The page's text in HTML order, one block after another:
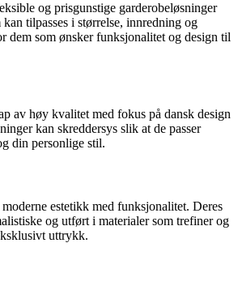
og prisgunstige garderobeløsninger
tilpasses i størrelse, innredning og
dem som ønsker funksjonalitet og design til
av høy kvalitet med fokus på dansk design
kan skreddersys slik at de passer
din personlige stil.
estetikk med funksjonalitet. Deres
og utført i materialer som trefiner og
uttrykk.